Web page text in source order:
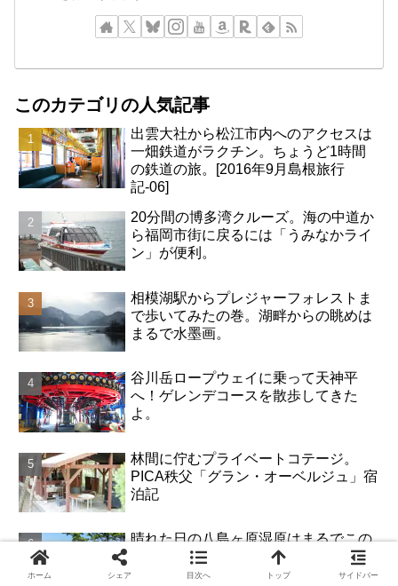
このカテゴリの人気記事
出雲大社から松江市内へのアクセスは
一畑鉄道がラクチン。ちょうど1時間
の鉄道の旅。[2016年9月島根旅行
記-06]
20分間の博多湾クルーズ。海の中道か
ら福岡市街に戻るには「うみなかライ
ン」が便利。
相模湖駅からプレジャーフォレストま
で歩いてみたの巻。湖畔からの眺めは
まるで水墨画。
谷川岳ロープウェイに乗って天神平
へ！ゲレンデコースを散歩してきた
よ。
林間に佇むプライベートコテージ。
PICA秩父「グラン・オーベルジュ」宿
泊記
晴れた日の八島ヶ原湿原はまるでこの
世の天国。車山の山頂まで見渡せまし
た！ ― 2016年8月 長野 霧ヶ峰高原 日
ホーム シェア 目次へ トップ サイドバー